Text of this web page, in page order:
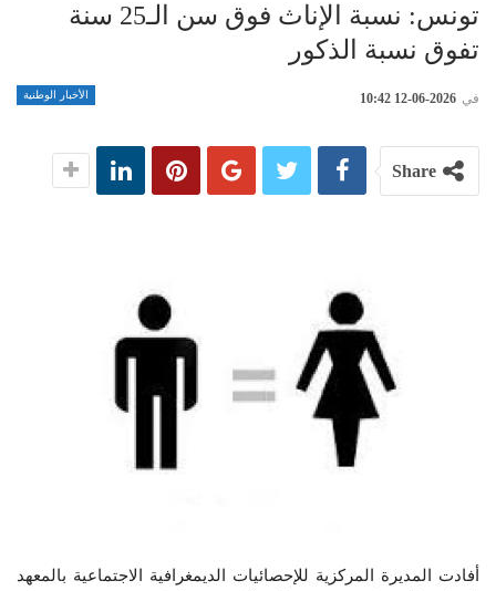
تونس: نسبة الإناث فوق سن الـ25 سنة
تفوق نسبة الذكور
الأخبار الوطنية في 2026-06-12 10:42
Share
أفادت المديرة المركزية للإحصائيات الديمغرافية الاجتماعية بالمعهد